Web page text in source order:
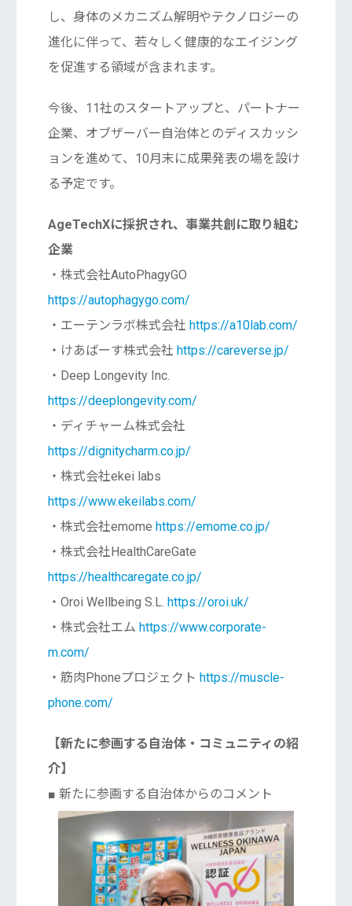
し、身体のメカニズム解明やテクノロジーの
進化に伴って、若々しく健康的なエイジング
を促進する領域が含まれます。
今後、11社のスタートアップと、パートナー
企業、オブザーバー自治体とのディスカッシ
ョンを進めて、10月末に成果発表の場を設け
る予定です。
AgeTechXに採択され、事業共創に取り組む
企業
・株式会社AutoPhagyGO
https://autophagygo.com/
・エーテンラボ株式会社 https://a10lab.com/
・けあばーす株式会社 https://careverse.jp/
・Deep Longevity Inc.
https://deeplongevity.com/
・ディチャーム株式会社
https://dignitycharm.co.jp/
・株式会社ekei labs
https://www.ekeilabs.com/
・株式会社emome https://emome.co.jp/
・株式会社HealthCareGate
https://healthcaregate.co.jp/
・Oroi Wellbeing S.L. https://oroi.uk/
・株式会社エム https://www.corporate-
m.com/
・筋肉Phoneプロジェクト https://muscle-
phone.com/
【新たに参画する自治体・コミュニティの紹
介】
■ 新たに参画する自治体からのコメント